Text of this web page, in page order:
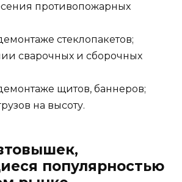
противопожарных
стеклопакетов;
сварочных и сборочных
щитов, баннеров;
на высоту.
популярностью